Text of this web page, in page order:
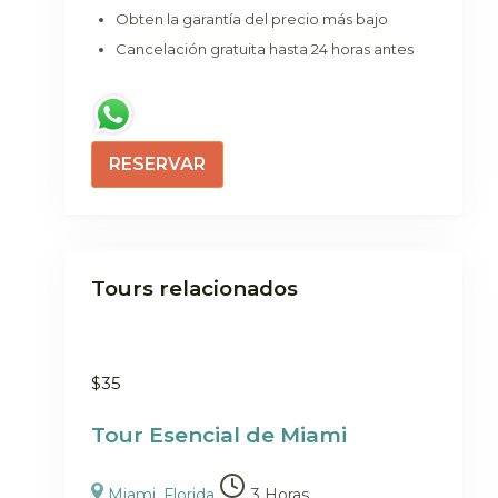
Obten la garantía del precio más bajo
Cancelación gratuita hasta 24 horas antes
RESERVAR
Tours relacionados
$35
Tour Esencial de Miami